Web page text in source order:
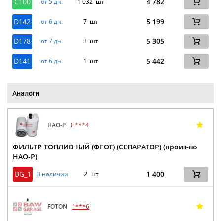
от 5 дн. 1 032 шт
D142 от 6 дн. 7 шт 5 199
D178 от 7 дн. 3 шт 5 305
D141 от 6 дн. 1 шт 5 442
Аналоги
HAO-P H***4
ФИЛЬТР ТОПЛИВНЫЙ (ФГОТ) (СЕПАРАТОР) (произ-во
HAO-P)
BG_1
В наличии 2 шт 1 400
FOTON 1***6